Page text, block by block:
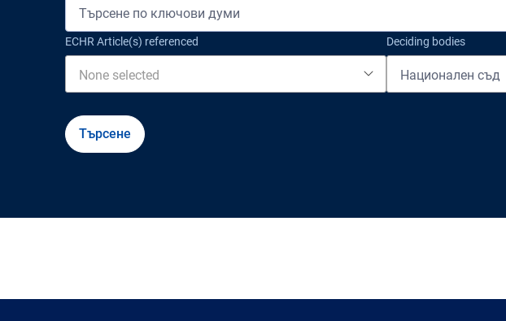
ECHR Article(s) referenced
None selected
Deciding bodies
Национален съд